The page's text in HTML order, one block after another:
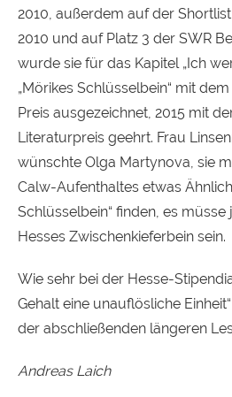
2010, außerdem auf der
2010 und auf Platz 3 der SWR
wurde sie für das Kapitel „Ich
„Mörikes Schlüsselbein“ mit
Preis ausgezeichnet, 2015 mit
Literaturpreis geehrt. Frau
wünschte Olga Martynova, sie
Calw-Aufenthaltes etwas
Schlüsselbein“ finden, es müsse
Hesses Zwischenkieferbein sein.
Wie sehr bei der Hesse-
Gehalt eine unauflösliche
der abschließenden längeren
Andreas Laich